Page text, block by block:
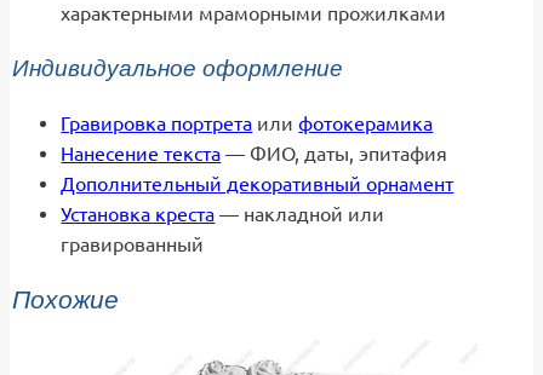
характерными мраморными прожилками
Индивидуальное оформление
Гравировка портрета илифотокерамика
Нанесение текста — ФИО, даты, эпитафия
Дополнительный декоративный орнамент
Установка креста — накладной или
гравированный
Похожие